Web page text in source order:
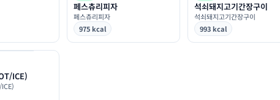
페스츄리피자
페스츄리피자
975 kcal
석쇠돼지고기간장구이
석쇠돼지고기간장구이
993 kcal
ICE)